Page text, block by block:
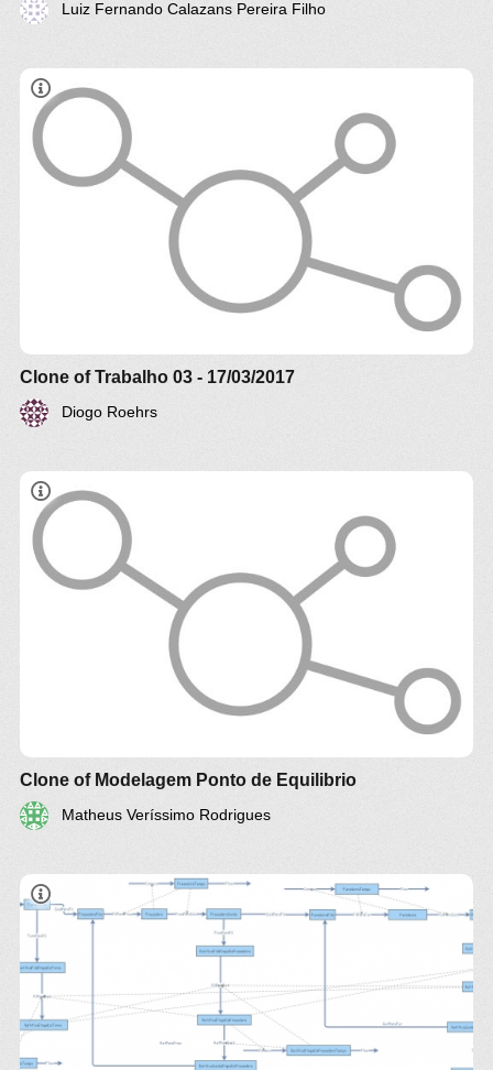
Luiz Fernando Calazans Pereira Filho
Clone of Trabalho 03 - 17/03/2017
Diogo Roehrs
Clone of Modelagem Ponto de Equilibrio
Matheus Veríssimo Rodrigues